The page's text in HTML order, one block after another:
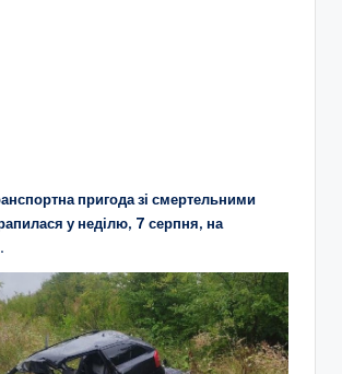
пригода зі смертельними
у неділю, 7 серпня, на